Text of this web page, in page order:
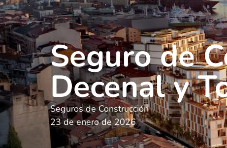
Seguro de
Decenal y
Seguros de Construcción
23 de enero de 2026